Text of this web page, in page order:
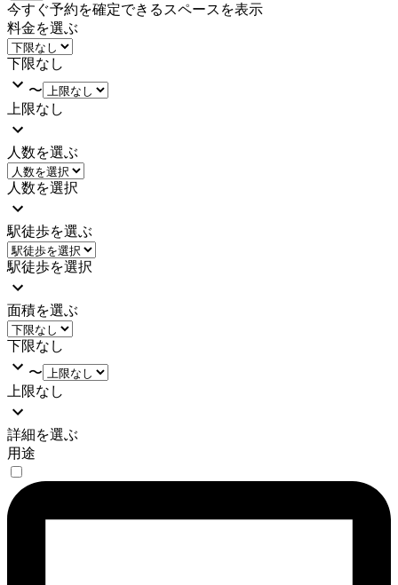
今すぐ予約を確定できるスペースを表示
料金を選ぶ
下限なし
〜
上限なし
人数を選ぶ
人数を選択
駅徒歩を選ぶ
駅徒歩を選択
面積を選ぶ
下限なし
〜
上限なし
詳細を選ぶ
用途